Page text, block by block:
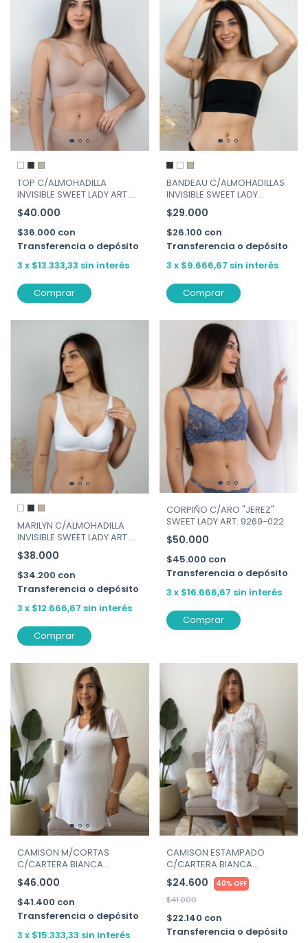
TOP C/ALMOHADILLA
INVISIBLE SWEET LADY ART.
257-130
$40.000
$36.000 con
Transferencia o depósito
3 x $13.333,33 sin interés
Comprar
BANDEAU C/ALMOHADILLAS
INVISIBLE SWEET LADY
ART.258-130
$29.000
$26.100 con
Transferencia o depósito
3 x $9.666,67 sin interés
Comprar
MARILYN C/ALMOHADILLA
INVISIBLE SWEET LADY ART.
207-130
$38.000
$34.200 con
Transferencia o depósito
3 x $12.666,67 sin interés
Comprar
CORPIÑO C/ARO "JEREZ"
SWEET LADY ART. 9269-022
$50.000
$45.000 con
Transferencia o depósito
3 x $16.666,67 sin interés
Comprar
CAMISON M/CORTAS
C/CARTERA BIANCA
SECRETA ART.26535
$46.000
$41.400 con
Transferencia o depósito
3 x $15.333,33 sin interés
CAMISON ESTAMPADO
C/CARTERA BIANCA
SECRETA ART. 26539
$24.600 40% OFF
$41.000
$22.140 con
Transferencia o depósito